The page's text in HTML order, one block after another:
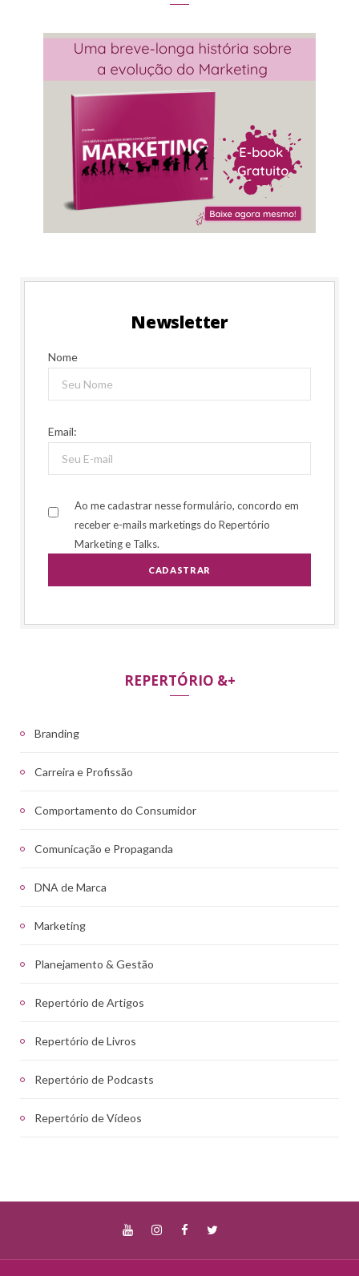
Newsletter
Nome
Email:
Ao me cadastrar nesse formulário, concordo em
receber e-mails marketings do Repertório
Marketing e Talks.
REPERTÓRIO &+
Branding
Carreira e Profissão
Comportamento do Consumidor
Comunicação e Propaganda
DNA de Marca
Marketing
Planejamento & Gestão
Repertório de Artigos
Repertório de Livros
Repertório de Podcasts
Repertório de Vídeos